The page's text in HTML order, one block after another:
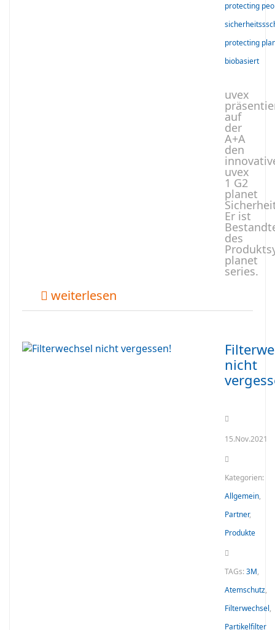
protecting
protecting
biobasiert
uvex
auf
der
A+A
den
uvex
1 G2
planet
Er ist
des
planet
series.
weiterlesen
nicht
15.Nov.2021
Kategorien:
Allgemein,
Partner,
Produkte
TAGs:3M,
Atemschutz,
Filterwechsel,
Partikelfilter